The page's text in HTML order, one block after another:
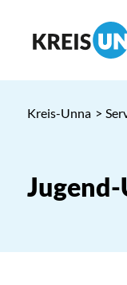
Kreis-Unna >